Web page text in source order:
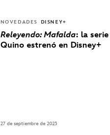
NOVEDADES DISNEY+
Releyendo: Mafalda: la
Quino estrenó en Disney+
27 de septiembre de 2023